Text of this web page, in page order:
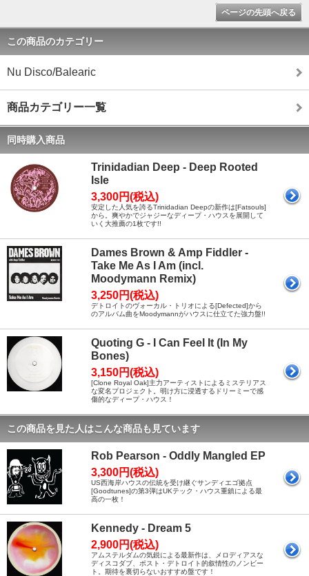
ページの先頭へ戻る
この商品のカテゴリー
Nu Disco/Balearic
商品カテゴリー一覧
同時購入商品
Trinidadian Deep - Deep Rooted
Isle
3,300円(税込)
安定した人気を誇るTrinidadian Deepの新作は[Fatsouls]
から。爽やかでジャジーなディープ・ハウスを展開して
いく大推薦の1枚です!!
Dames Brown & Amp Fiddler -
Take Me As I Am (incl.
Moodymann Remix)
3,250円(税込)
デトロイトのヴォーカル・トリオによる[Defected]から
のアルバム曲をMoodymannがハウスに仕立てた強力盤!!
Quoting G - I Can Feel It (In My
Bones)
3,150円(税込)
[Clone Royal Oak]主力アーティストによるミステリアス
な変名プロジェクト。明け方に浸透するドリーミーで感
傷的なディープ・ハウス！
この商品を見た人はこんな商品も見ています
Rob Pearson - Oddly Mangled EP
3,300円(税込)
US西海岸ハウスの伝統を受け継ぐサンディエゴ拠点
[Goodtunes]の第3弾はUKテック・ハウス重鎮による最
高の一枚！
Kennedy - Dream 5
2,900円(税込)
アムステルダムの気鋭による最新作は、メロディアスな
ディスコダブ、ポスト・デトロイト的叙情性のノンビー
ト。期待を裏切らないおすすめ盤です！